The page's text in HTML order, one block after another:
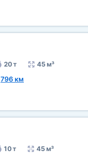
20 т 45 м³
796 км
10 т 45 м³